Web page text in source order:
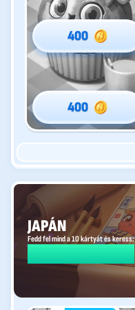
400
400
JAPÁN
Fedd fel mind a 10 kártyát és keress:
350 €